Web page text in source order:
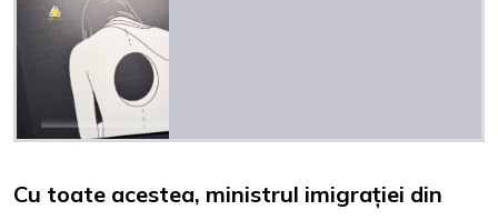
Cu toate acestea, ministrul imigrației din